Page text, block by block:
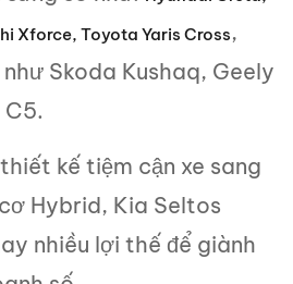
Xforce, Toyota Yaris Cross,
Skoda Kushaq, Geely
kế tiệm cận xe sang
Hybrid, Kia Seltos
nhiều lợi thế để giành